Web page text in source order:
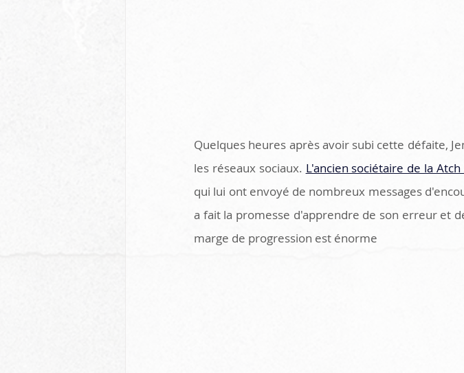
Quelques heures après avoir subi cette défaite,
les réseaux sociaux. L'ancien sociétaire de la
qui lui ont envoyé de nombreux messages
a fait la promesse d'apprendre de son erreur et
marge de progression est énorme